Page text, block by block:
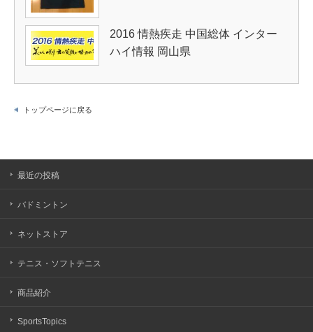
2016 情熱疾走 中国総体 インター
ハイ情報 岡山県
トップページに戻る
最近の投稿
バドミントン
ネットストア
テニス・ソフトテニス
商品紹介
SportsTopics